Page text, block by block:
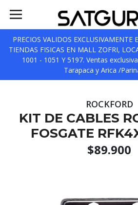
PRECIOS VALIDOS EXCLUSIVAMENTE
TIENDAS FISICAS EN MALL ZOFRI,
1001 - 1051 Y 5197. Ventas
Tarapaca y Arica /
ROCKFORD
KIT DE CABLES
FOSGATE
$89.900